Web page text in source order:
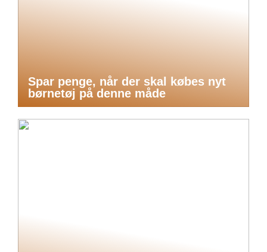
Spar penge, når der skal købes nyt
børnetøj på denne måde